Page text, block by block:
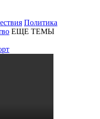
Политика
ЕЩЕ ТЕМЫ